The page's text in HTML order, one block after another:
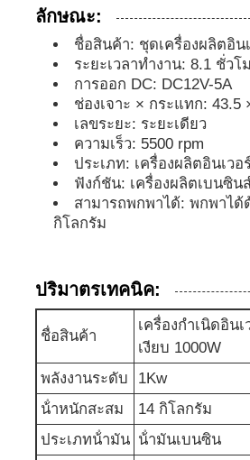
ชุดเครื่องกำเนิดเสียง
เครื่องกำเนิดไฟฟ้าสำหรับใช้ในบ้า
ชุดเครื่องสร้างหลังคา
เครื่องผลิตเสียงต่ํา
ชุดเครื่องกำเนิดไฟฟ้าเชื่อม
เครื่องยนต์ดีเซลเจเนอเรเตอร์
ปั๊มน้ำเสีย
ลักษณะ:
ชื่อสินค้า: ชุดเครื่องผลิตอิน
ระยะเวลาทํางาน: 8.1 ชั่วโ
การออก DC: DC12V-5A
ช่องเจาะ × กระแทก: 43.5
เลขระยะ: ระยะเดียว
ความเร็ว: 5500 rpm
ประเภท: เครื่องผลิตอินเวอ
ฟังก์ชัน: เครื่องผลิตเบนซิน
สามารถพกพาได้: พกพาได้
กิโลกรัม
ปริมาตรเทคนิค:
ชื่อสินค้า
เครื่องกําเนิดอิน
เงียบ 1000W
พลังงานระดับ
1Kw
น้ําหนักสะสม
14 กิโลกรัม
ประเภทน้ํามัน น้ํามันเบนซิน